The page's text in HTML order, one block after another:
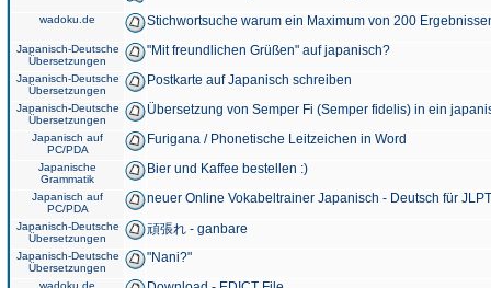
wadoku.de Stichwortsuche warum ein Maximum von 200
Japanisch-Deutsche
Übersetzungen
"Mit freundlichen Grüßen" auf japanisch?
Japanisch-Deutsche
Übersetzungen
Postkarte auf Japanisch schreiben
Japanisch-Deutsche
Übersetzungen
Übersetzung von Semper Fi (Semper fidelis) in ein
Japanisch auf
PC/PDA
Furigana / Phonetische Leitzeichen in Word
Japanische
Grammatik
Bier und Kaffee bestellen :)
Japanisch auf
PC/PDA
neuer Online Vokabeltrainer Japanisch - Deutsch für
Japanisch-Deutsche
Übersetzungen
頑張れ - ganbare
Japanisch-Deutsche
Übersetzungen
"Nani?"
wadoku.de